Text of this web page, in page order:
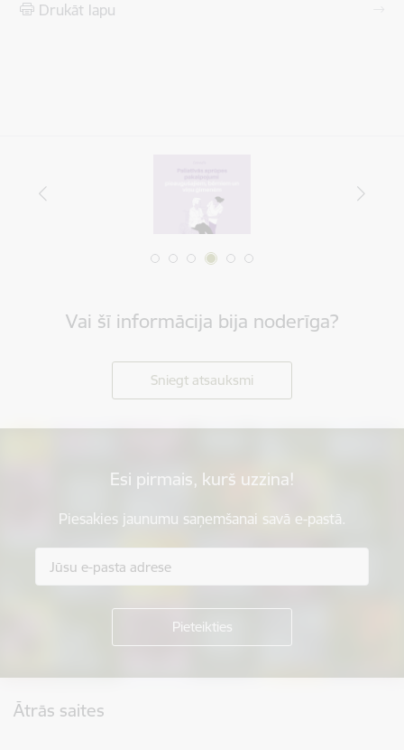
Drukāt lapu
Vai šī informācija bija noderīga?
Sniegt atsauksmi
Esi pirmais, kurš uzzina!
Piesakies jaunumu saņemšanai savā e-pastā.
Ātrās saites